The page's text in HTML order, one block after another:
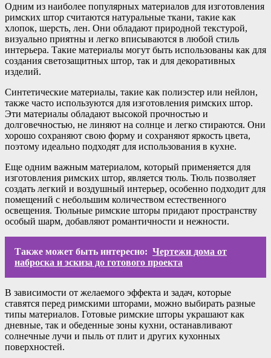
Одним из наиболее популярных материалов для изготовления
римских штор считаются натуральные ткани, такие как
хлопок, шерсть, лен. Они обладают природной текстурой,
визуально приятны и легко вписываются в любой стиль
интерьера. Такие материалы могут быть использованы как для
создания светозащитных штор, так и для декоративных
изделий.
Синтетические материалы, такие как полиэстер или нейлон,
также часто используются для изготовления римских штор.
Эти материалы обладают высокой прочностью и
долговечностью, не линяют на солнце и легко стираются. Они
хорошо сохраняют свою форму и сохраняют яркость цвета,
поэтому идеально подходят для использования в кухне.
Еще одним важным материалом, который применяется для
изготовления римских штор, является тюль. Тюль позволяет
создать легкий и воздушный интерьер, особенно подходит для
помещений с небольшим количеством естественного
освещения. Тюльные римские шторы придают пространству
особый шарм, добавляют романтичности и нежности.
Также может быть интересно: Чертежи дома от
наброска и эскиза до готового проекта
В зависимости от желаемого эффекта и задач, которые
ставятся перед римскими шторами, можно выбирать разные
типы материалов. Готовые римские шторы украшают как
дневные, так и обеденные зоны кухни, останавливают
солнечные лучи и пыль от плит и других кухонных
поверхностей.